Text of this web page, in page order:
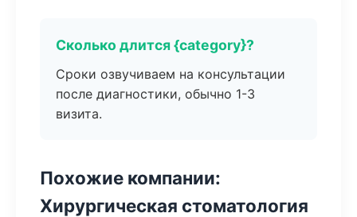
Сколько длится {category}?
Сроки озвучиваем на консультации
после диагностики, обычно 1-3
визита.
Похожие компании:
Хирургическая стоматология